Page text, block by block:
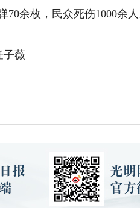
余枚，民众死伤1000余人
子薇